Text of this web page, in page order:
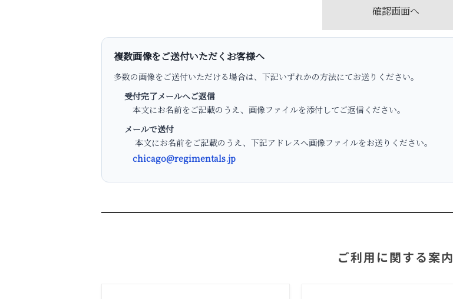
複数画像をご送付いただくお客様へ
多数の画像をご送付いただける場合は、下記いずれかの方法にてお送りください。
受付完了メールへご返信
本文にお名前をご記載のうえ、画像ファイルを添付してご返信ください。
メールで送付
本文にお名前をご記載のうえ、下記アドレスへ画像ファイルをお送りください。
chicago@regimentals.jp
ご利用に関する案内